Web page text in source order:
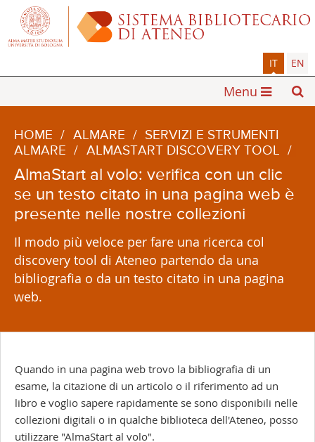
IT EN
Menu
HOME / ALMARE /
SERVIZI E STRUMENTI
ALMARE
/ ALMASTART DISCOVERY TOOL /
AlmaStart al volo: verifica con un clic
se un testo citato in una pagina web è
presente nelle nostre collezioni
Il modo più veloce per fare una ricerca col
discovery tool di Ateneo partendo da una
bibliografia o da un testo citato in una pagina
web.
Quando in una pagina web trovo la bibliografia di un
esame, la citazione di un articolo o il riferimento ad un
libro e voglio sapere rapidamente se sono disponibili nelle
collezioni digitali o in qualche biblioteca dell'Ateneo, posso
utilizzare "AlmaStart al volo".